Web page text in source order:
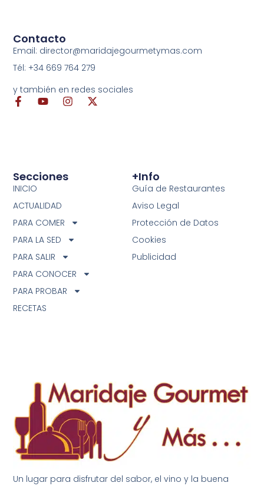
Un lugar para disfrutar del sabor, el vino y la buena
+info
Guía de Restaurantes
Aviso Legal
Protección de Datos
Cookies
Publicidad
Secciones
INICIO
ACTUALIDAD
PARA COMER
PARA LA SED
PARA SALIR
PARA CONOCER
PARA PROBAR
RECETAS
Contacto
Email: director@maridajegourmetymas.com
Tél: +34 669 764 279
y también en redes sociales